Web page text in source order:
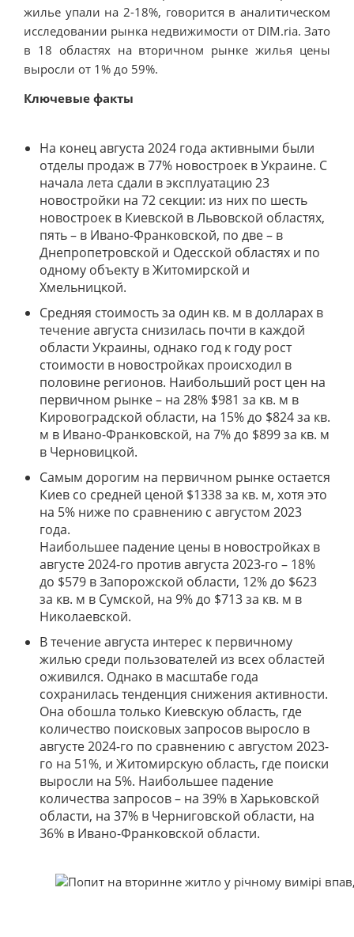
жилье упали на 2-18%, говорится в аналитическом
исследовании рынка недвижимости от DIM.ria. Зато
в 18 областях на вторичном рынке жилья цены
выросли от 1% до 59%.
Ключевые факты
На конец августа 2024 года активными были
отделы продаж в 77% новостроек в Украине. С
начала лета сдали в эксплуатацию 23
новостройки на 72 секции: из них по шесть
новостроек в Киевской в Львовской областях,
пять – в Ивано-Франковской, по две – в
Днепропетровской и Одесской областях и по
одному объекту в Житомирской и
Хмельницкой.
Средняя стоимость за один кв. м в долларах в
течение августа снизилась почти в каждой
области Украины, однако год к году рост
стоимости в новостройках происходил в
половине регионов. Наибольший рост цен на
первичном рынке – на 28% $981 за кв. м в
Кировоградской области, на 15% до $824 за кв.
м в Ивано-Франковской, на 7% до $899 за кв. м
в Черновицкой.
Самым дорогим на первичном рынке остается
Киев со средней ценой $1338 за кв. м, хотя это
на 5% ниже по сравнению с августом 2023
года.
Наибольшее падение цены в новостройках в
августе 2024-го против августа 2023-го – 18%
до $579 в Запорожской области, 12% до $623
за кв. м в Сумской, на 9% до $713 за кв. м в
Николаевской.
В течение августа интерес к первичному
жилью среди пользователей из всех областей
оживился. Однако в масштабе года
сохранилась тенденция снижения активности.
Она обошла только Киевскую область, где
количество поисковых запросов выросло в
августе 2024-го по сравнению с августом 2023-
го на 51%, и Житомирскую область, где поиски
выросли на 5%. Наибольшее падение
количества запросов – на 39% в Харьковской
области, на 37% в Черниговской области, на
36% в Ивано-Франковской области.